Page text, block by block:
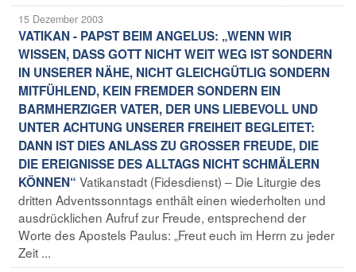
15 Dezember 2003
VATIKAN - PAPST BEIM ANGELUS: „WENN WIR
WISSEN, DASS GOTT NICHT WEIT WEG IST SONDERN
IN UNSERER NÄHE, NICHT GLEICHGÜTLIG SONDERN
MITFÜHLEND, KEIN FREMDER SONDERN EIN
BARMHERZIGER VATER, DER UNS LIEBEVOLL UND
UNTER ACHTUNG UNSERER FREIHEIT BEGLEITET:
DANN IST DIES ANLASS ZU GROSSER FREUDE, DIE
DIE EREIGNISSE DES ALLTAGS NICHT SCHMÄLERN
KÖNNEN“ Vatikanstadt (Fidesdienst) – Die Liturgie des
dritten Adventssonntags enthält einen wiederholten und
ausdrücklichen Aufruf zur Freude, entsprechend der
Worte des Apostels Paulus: „Freut euch im Herrn zu jeder
Zeit ...